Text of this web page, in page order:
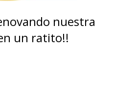
nuestra
un ratito!!